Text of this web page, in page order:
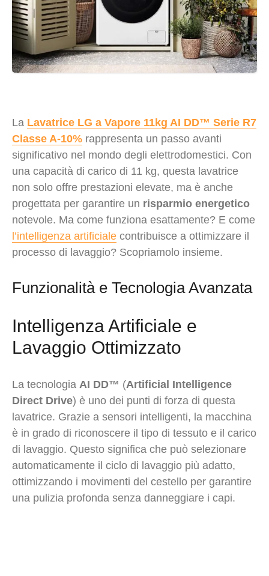
La Lavatrice LG a Vapore 11kg AI DD™ Serie R7
Classe A-10% rappresenta un passo avanti
significativo nel mondo degli elettrodomestici. Con
una capacità di carico di 11 kg, questa lavatrice
non solo offre prestazioni elevate, ma è anche
progettata per garantire un risparmio energetico
notevole. Ma come funziona esattamente? E come
l’intelligenza artificiale contribuisce a ottimizzare il
processo di lavaggio? Scopriamolo insieme.
Funzionalità e Tecnologia Avanzata
Intelligenza Artificiale e
Lavaggio Ottimizzato
La tecnologia AI DD™ (Artificial Intelligence
Direct Drive) è uno dei punti di forza di questa
lavatrice. Grazie a sensori intelligenti, la macchina
è in grado di riconoscere il tipo di tessuto e il carico
di lavaggio. Questo significa che può selezionare
automaticamente il ciclo di lavaggio più adatto,
ottimizzando i movimenti del cestello per garantire
una pulizia profonda senza danneggiare i capi.